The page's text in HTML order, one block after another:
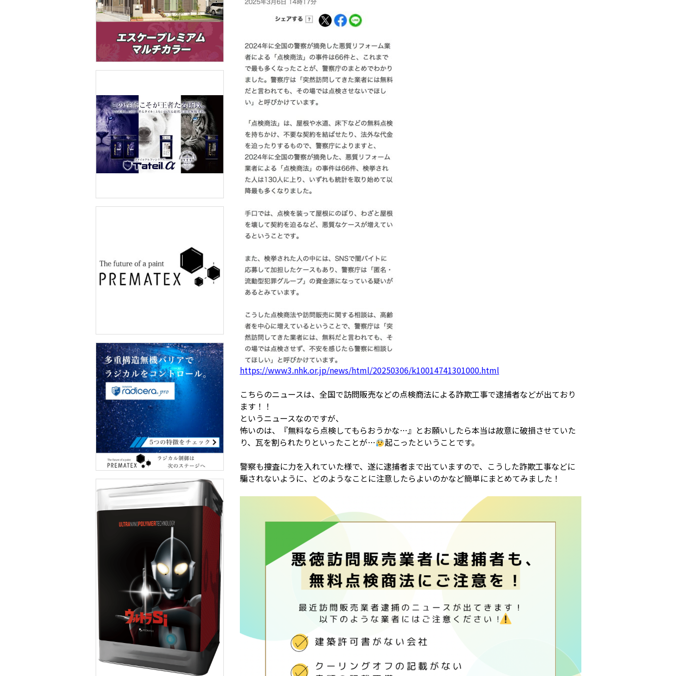
https://www3.nhk.or.jp/news/html/20250306/k10014741301000.html
こちらのニュースは、全国で訪問販売などの点検商法による詐欺工事で逮捕者などが出ており
ます！！
というニュースなのですが、
怖いのは、『無料なら点検してもらおうかな…』とお願いしたら本当は故意に破損させていた
り、瓦を割られたりといったことが…
起こったということです。
警察も捜査に力を入れていた様で、遂に逮捕者まで出ていますので、こうした詐欺工事などに
騙されないように、どのようなことに注意したらよいのかなど簡単にまとめてみました！